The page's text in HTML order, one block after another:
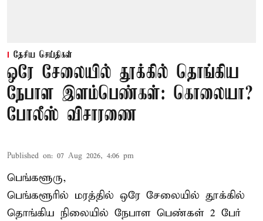
தேசிய செய்திகள்
ஒரே சேலையில் தூக்கில் தொங்கிய
நேபாள இளம்பெண்கள்: கொலையா?
போலீஸ் விசாரணை
Published on: 07 Aug 2026, 4:06 pm
பெங்களூரு,
பெங்களூரில் மரத்தில் ஒரே சேலையில் தூக்கில்
தொங்கிய நிலையில் நேபாள பெண்கள் 2 பேர்